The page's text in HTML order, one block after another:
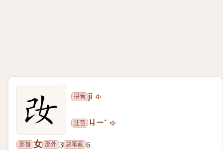
拼音 jǐ
注音 ㄐㄧˇ
部首 女 部外 3 总笔画 6